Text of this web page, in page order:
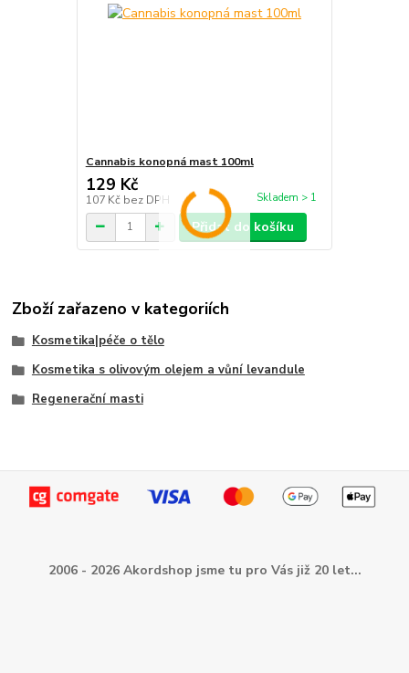
Cannabis konopná mast 100ml
129 Kč
107 Kč bez DPH Skladem > 1
Přidat do košíku
Zboží zařazeno v kategoriích
Kosmetika|péče o tělo
Kosmetika s olivovým olejem a vůní levandule
Regenerační masti
2006 - 2026 Akordshop jsme tu pro Vás již 20 let...